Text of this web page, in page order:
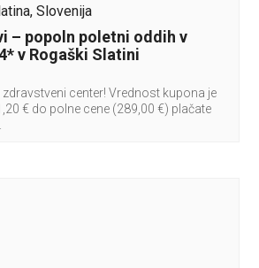
Slovenija
– popoln poletni oddih v
v Rogaški Slatini
center! Vrednost kupona je
€ do polne cene (289,00 €) plačate